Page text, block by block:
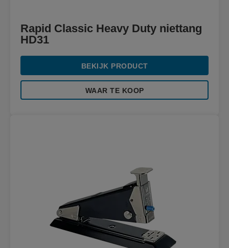
Rapid Classic Heavy Duty niettang
HD31
BEKIJK PRODUCT
WAAR TE KOOP